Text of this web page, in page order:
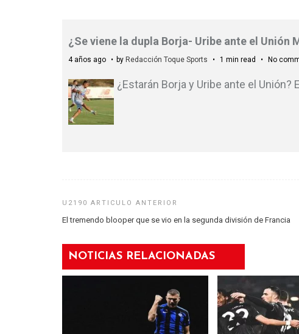
¿Se viene la dupla Borja- Uribe ante el Unión
4 años ago by Redacción Toque Sports 1 min read No
¿Estarán Borja y Uribe ante el Unión?
El tremendo blooper que se vio en la segunda división de Francia
NOTICIAS RELACIONADAS